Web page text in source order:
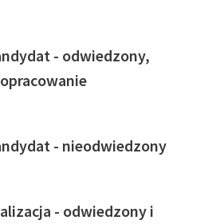
- odwiedzony,
- nieodwiedzony
- odwiedzony i